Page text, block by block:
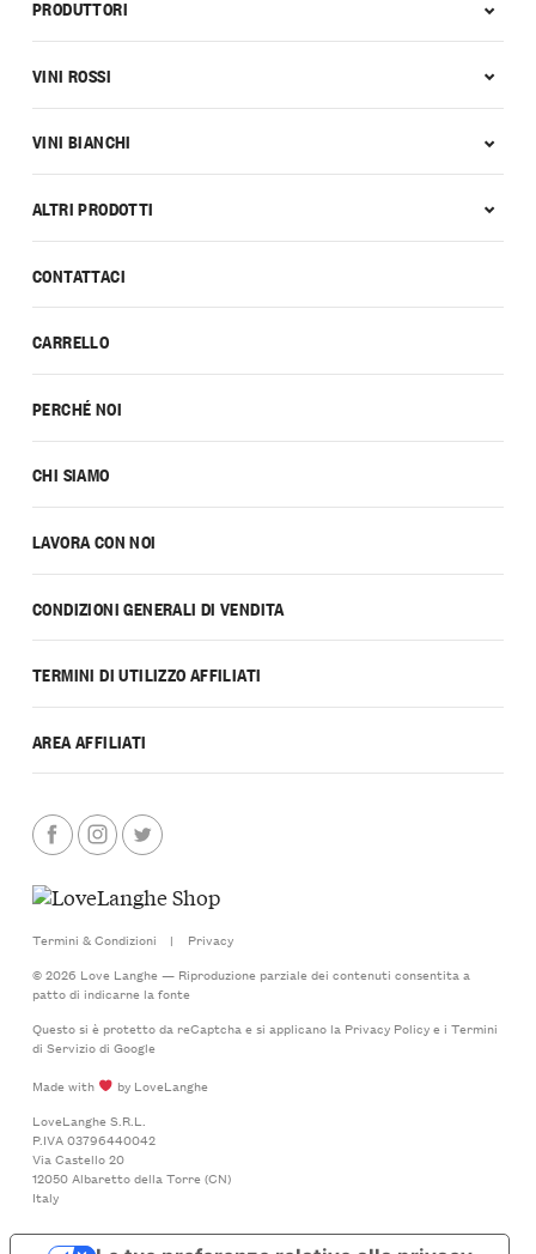
CONTATTACI
CARRELLO
PERCHÉ NOI
CHI SIAMO
LAVORA CON NOI
CONDIZIONI GENERALI DI VENDITA
TERMINI DI UTILIZZO AFFILIATI
AREA AFFILIATI
PRODUTTORI
VINI ROSSI
VINI BIANCHI
ALTRI PRODOTTI
Termini & Condizioni |
Privacy
© 2026 Love Langhe — Riproduzione parziale dei contenuti consentita a
patto di indicarne la fonte
Questo si è protetto da reCaptcha e si applicano la Privacy Policye i Termini
di Serviziodi Google
Made with
by LoveLanghe
LoveLanghe S.R.L.
P.IVA 03796440042
Via Castello 20
12050 Albaretto della Torre (CN)
Italy